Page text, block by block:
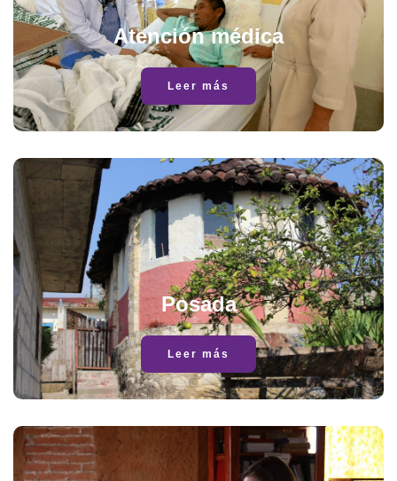
Atención médica
Leer más
Posada
Leer más